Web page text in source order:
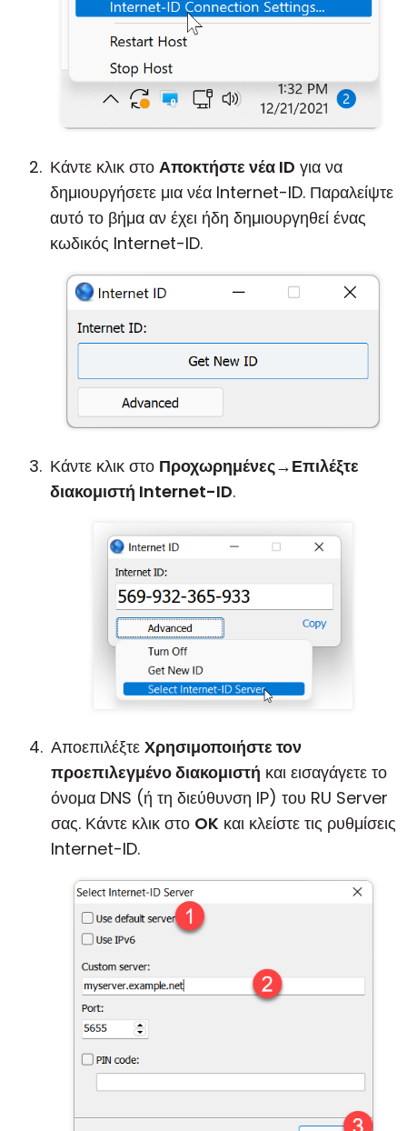
Κάντε κλικ στο Αποκτήστε νέα ID για να
δημιουργήσετε μια νέα Internet-ID. Παραλείψτε
αυτό το βήμα αν έχει ήδη δημιουργηθεί ένας
κωδικός Internet-ID.
Κάντε κλικ στο Προχωρημένες→Επιλέξτε
διακομιστή Internet-ID.
Αποεπιλέξτε Χρησιμοποιήστε τον
προεπιλεγμένο διακομιστή και εισαγάγετε το
όνομα DNS (ή τη διεύθυνση IP) του RU Server
σας. Κάντε κλικ στο OK και κλείστε τις ρυθμίσεις
Internet-ID.